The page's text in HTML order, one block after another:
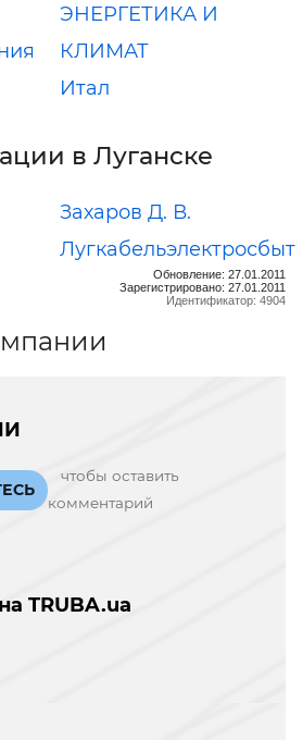
ЭНЕРГЕТИКА И
КЛИМАТ
Итал
в Луганске
Захаров Д. В.
Лугкабельэлектросбыт
Обновление: 27.01.2011
Зарегистрировано: 27.01.2011
Идентификатор: 4904
чтобы оставить
комментарий
TRUBA.ua